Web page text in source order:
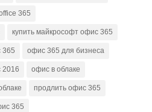
365
купить майкрософт офис 365
365 офис 365 для бизнеса
2016 офис в облаке
продлить офис 365
365